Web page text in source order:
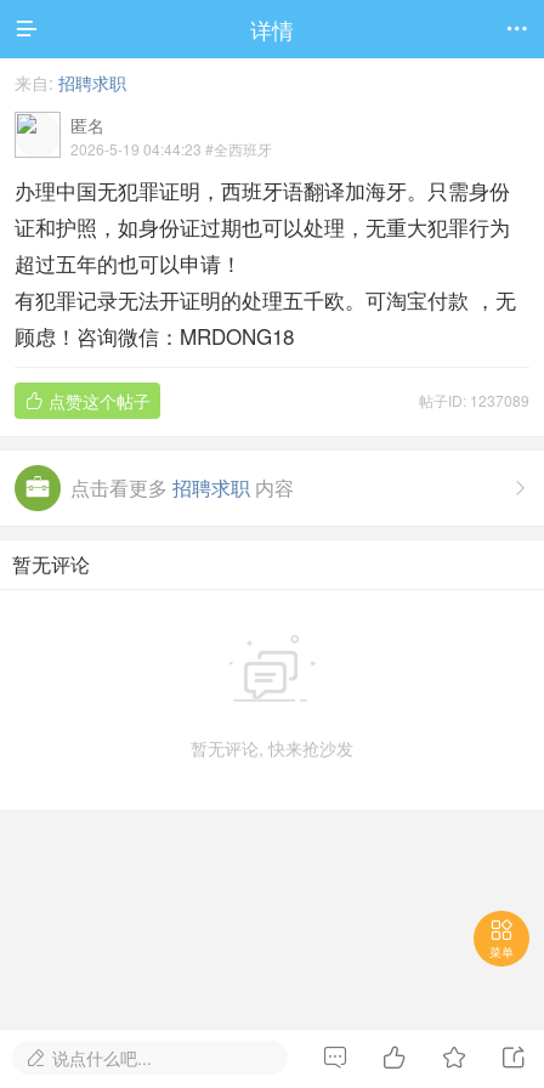
 详情 
来自: 招聘求职
匿名
2026-5-19 04:44:23 #全西班牙
办理中国无犯罪证明，西班牙语翻译加海牙。只需身份
证和护照，如身份证过期也可以处理，无重大犯罪行为
超过五年的也可以申请！
有犯罪记录无法开证明的处理五千欧。可淘宝付款 ，无
顾虑！咨询微信：MRDONG18
帖子ID: 1237089
 点赞这个帖子

点击看更多 招聘求职 内容
暂无评论

暂无评论, 快来抢沙发

菜单
 说点什么吧...    